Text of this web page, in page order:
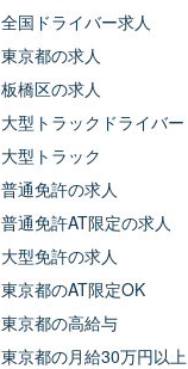
全国ドライバー求人
東京都の求人
板橋区の求人
大型トラックドライバー
大型トラック
普通免許の求人
普通免許AT限定の求人
大型免許の求人
東京都のAT限定OK
東京都の高給与
東京都の月給30万円以上